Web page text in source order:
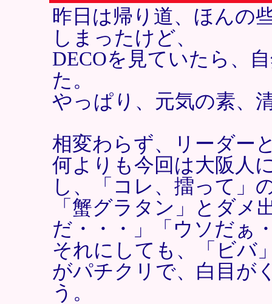
昨日は帰り道、ほんの
しまったけど、
DECOを見ていたら、
た。
やっぱり、元気の素、
相変わらず、リーダー
何よりも今回は大阪人
し、「コレ、擂って」
「蟹グラタン」とダメ
だ・・・」「ウソだぁ
それにしても、「ビバ
がパチクリで、白目が
う。